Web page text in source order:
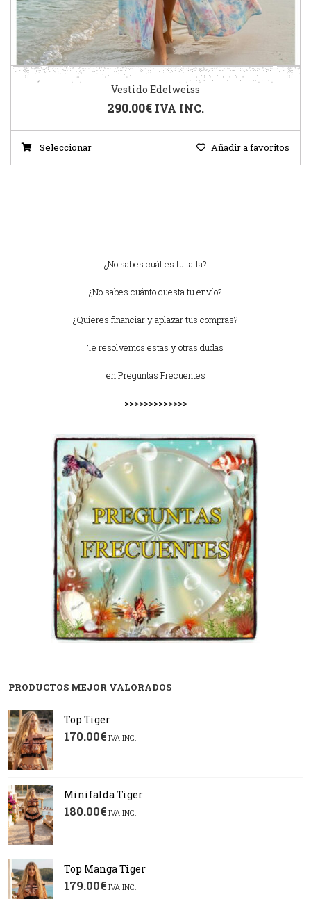
Vestido Edelweiss
290.00€ IVA INC.
Seleccionar Añadir a favoritos
¿No sabes cuál es tu talla?
¿No sabes cuánto cuesta tu envío?
¿Quieres financiar y aplazar tus compras?
Te resolvemos estas y otras dudas
enPreguntas Frecuentes
>>>>>>>>>>>>>
PRODUCTOS MEJOR VALORADOS
Top Tiger
170.00€ IVA INC.
Minifalda Tiger
180.00€ IVA INC.
Top Manga Tiger
179.00€ IVA INC.